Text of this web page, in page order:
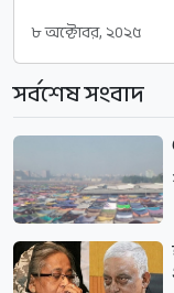
৮ অক্টোবর, ২০২৫
সর্বশেষ সংবাদ